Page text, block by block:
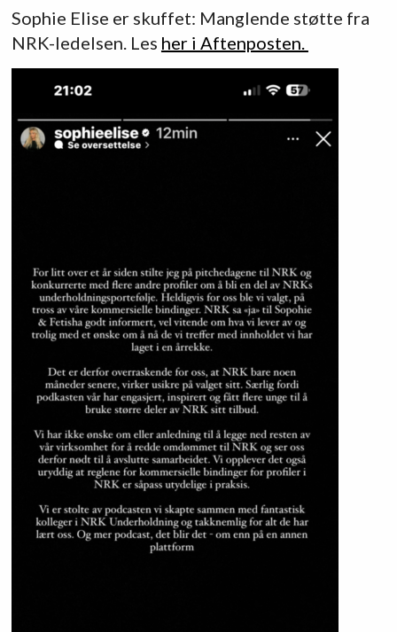
Sophie Elise er skuffet: Manglende støtte fra
NRK-ledelsen. Les her i Aftenposten.